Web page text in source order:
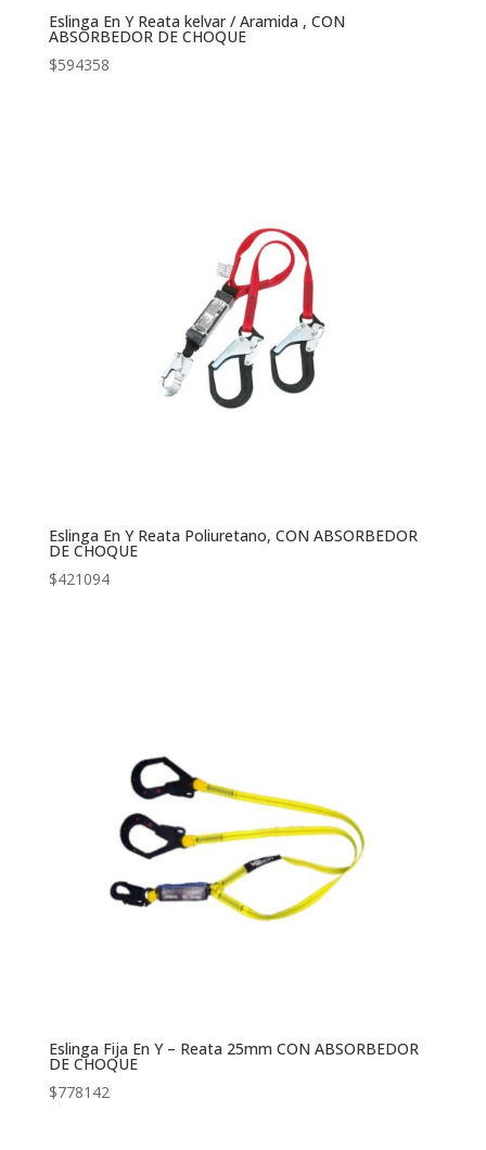
Eslinga En Y Reata kelvar / Aramida , CON
ABSORBEDOR DE CHOQUE
$594358
Eslinga En Y Reata Poliuretano, CON ABSORBEDOR
DE CHOQUE
$421094
Eslinga Fija En Y – Reata 25mm CON ABSORBEDOR
DE CHOQUE
$778142